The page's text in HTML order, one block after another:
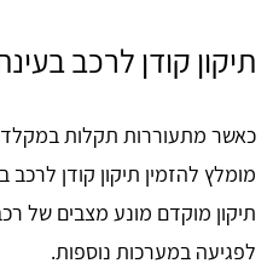
תיקון קודן לרכב
כאשר מתעוררות תקלות
מומלץ להזמין תיקון קודן
תיקון מוקדם מונע מצבים של
לפגיעה במערכות נוספות.